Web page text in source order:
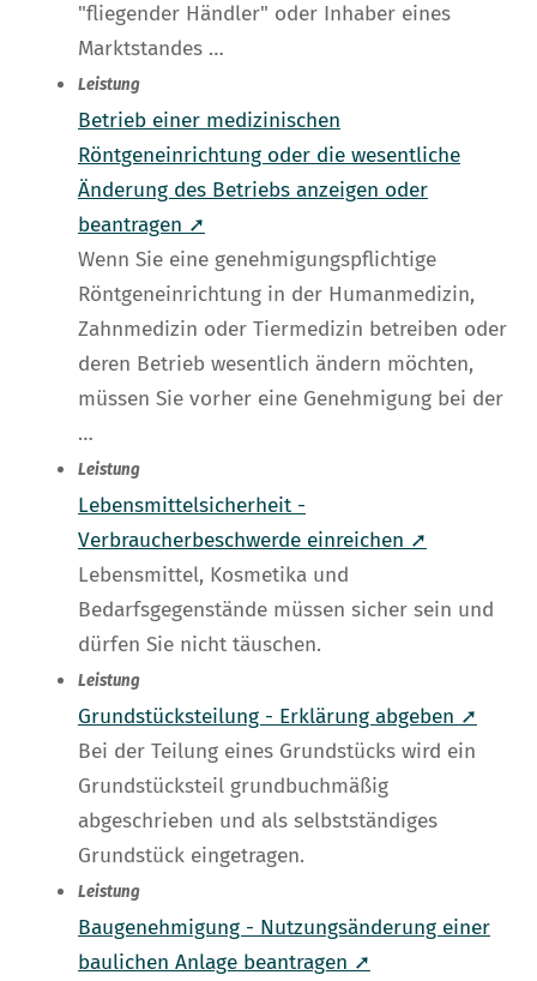
"fliegender Händler" oder Inhaber eines
Marktstandes …
Leistung
Betrieb einer medizinischen
Röntgeneinrichtung oder die wesentliche
Änderung des Betriebs anzeigen oder
beantragen ➚
Wenn Sie eine genehmigungspflichtige
Röntgeneinrichtung in der Humanmedizin,
Zahnmedizin oder Tiermedizin betreiben oder
deren Betrieb wesentlich ändern möchten,
müssen Sie vorher eine Genehmigung bei der
…
Leistung
Lebensmittelsicherheit -
Verbraucherbeschwerde einreichen ➚
Lebensmittel, Kosmetika und
Bedarfsgegenstände müssen sicher sein und
dürfen Sie nicht täuschen.
Leistung
Grundstücksteilung - Erklärung abgeben ➚
Bei der Teilung eines Grundstücks wird ein
Grundstücksteil grundbuchmäßig
abgeschrieben und als selbstständiges
Grundstück eingetragen.
Leistung
Baugenehmigung - Nutzungsänderung einer
baulichen Anlage beantragen ➚